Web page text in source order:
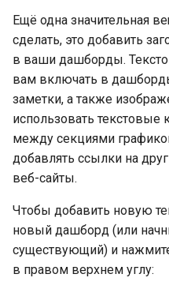
Ещё одна значительная
сделать, это добавить
в ваши дашборды.
вам включать в
заметки, а также
использовать текстовые
между секциями
добавлять ссылки на
веб-сайты.
Чтобы добавить новую
новый дашборд (или
существующий) и
в правом верхнем углу: